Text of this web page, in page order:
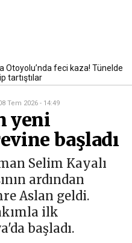
Otoyolu’nda feci kaza! Tünelde
tartıştılar
Tem 2026 - 14:49
yeni
başladı
Selim Kayalı
ardından
Aslan geldi.
ilk
başladı.